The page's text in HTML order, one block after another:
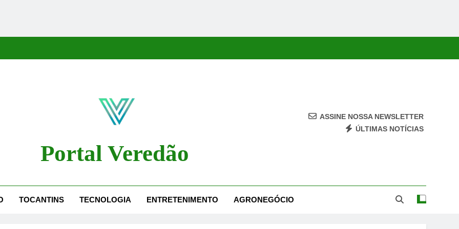
Portal Veredão
ASSINE NOSSA NEWSLETTER
ÚLTIMAS NOTÍCIAS
TOCANTINS TECNOLOGIA ENTRETENIMENTO AGRONEGÓCIO